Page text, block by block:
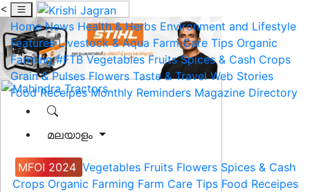
<
Home News Health & Herbs Environment and Lifestyle
Features Livestock & Aqua Farm Care Tips Organic
Farming #FTB Vegetables Fruits Spices & Cash Crops
Grain & Pulses Flowers Taste & Travel Web Stories
Food Receipes Monthly Reminders Magazine Directory
മലയാളം
MFOI 2024 Vegetables Fruits Flowers Spices & Cash
Crops Organic Farming Farm Care Tips Food Receipes